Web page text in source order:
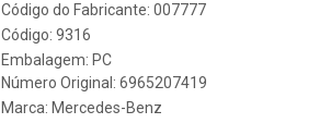
Código do Fabricante: 007777
Código: 9316
Embalagem: PC
Número Original: 6965207419
Marca: Mercedes-Benz